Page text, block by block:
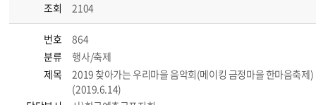
조회
2104
번호
864
분류
행사/축제
제목
2019 찾아가는 우리마을 음악회(메이킹 금정마을 한마음축제)
(2019.6.14)